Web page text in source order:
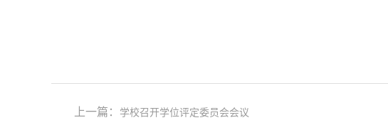
上一篇： 学校召开学位评定委员会会议